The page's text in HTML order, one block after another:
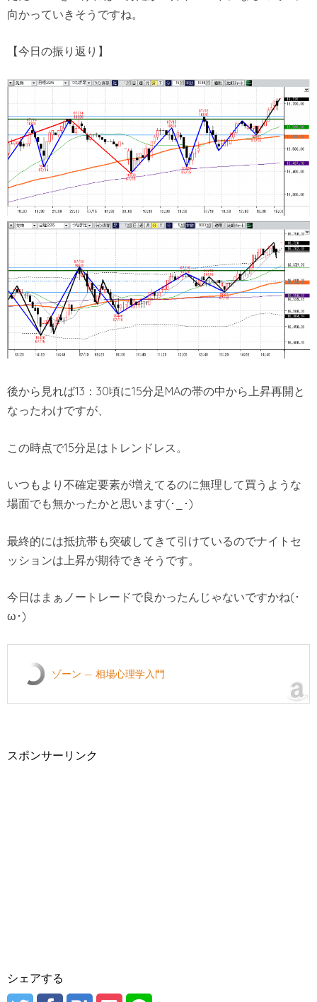
向かっていきそうですね。
【今日の振り返り】
後から見れば13：30頃に15分足MAの帯の中から上昇再開と
なったわけですが、
この時点で15分足はトレンドレス。
いつもより不確定要素が増えてるのに無理して買うような
場面でも無かったかと思います(･_･)
最終的には抵抗帯も突破してきて引けているのでナイトセ
ッションは上昇が期待できそうです。
今日はまぁノートレードで良かったんじゃないですかね(･
ω･)
ゾーン — 相場心理学入門
スポンサーリンク
シェアする